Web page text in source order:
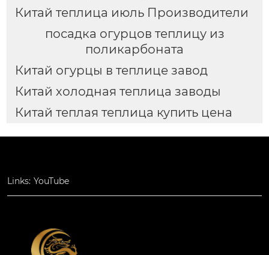
Китай теплица июль Производители
посадка огурцов теплицу из
поликарбоната
Китай огурцы в теплице завод
Китай холодная теплица заводы
Китай теплая теплица купить цена
Links: YouTube